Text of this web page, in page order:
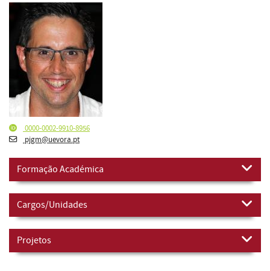
0000-0002-9910-8956
pjgm@uevora.pt
Formação Académica
Cargos/Unidades
Projetos